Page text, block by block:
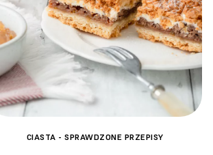
CIASTA - SPRAWDZONE PRZEPISY